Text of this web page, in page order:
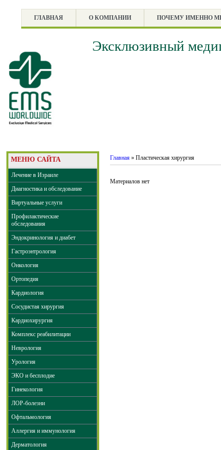
ГЛАВНАЯ О КОМПАНИИ ПОЧЕМУ ИМЕННО
Эксклюзивный
МЕНЮ САЙТА
Лечение в Израиле
Диагностика и обследование
Виртуальные услуги
Профилактические
обследования
Эндокринология и диабет
Гастроэнтрология
Онкология
Ортопедия
Кардиология
Сосудистая хирургия
Кардиохирургия
Комплекс реабилитации
Неврология
Урология
ЭКО и бесплодие
Гинекология
ЛОР-болезни
Офтальмология
Аллергия и иммунология
Дерматология
Главная » Пластическая хирургия
Материалов нет